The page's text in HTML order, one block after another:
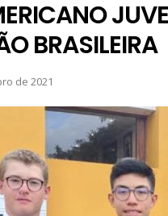
BRASILEIRA
de 2021